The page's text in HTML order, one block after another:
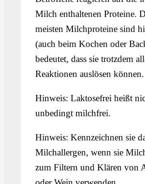
Milch enthaltenen Proteine.
meisten Milchproteine sind
(auch beim Kochen oder
bedeutet, dass sie trotzdem
Reaktionen auslösen können.
Hinweis: Laktosefrei heißt
unbedingt milchfrei.
Hinweis: Kennzeichnen sie
Milchallergen, wenn sie
zum Filtern und Klären von